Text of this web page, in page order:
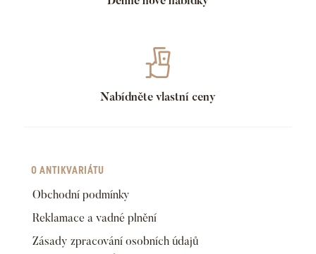
Nabídněte vlastní ceny
O ANTIKVARIÁTU
Obchodní podmínky
Reklamace a vadné plnění
Zásady zpracování osobních údajů